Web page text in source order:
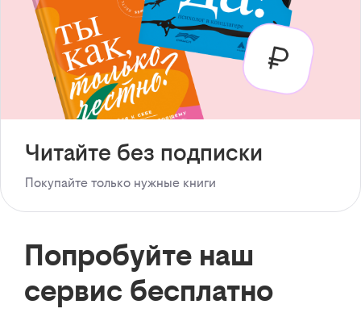
Читайте без подписки
Покупайте только нужные книги
Попробуйте наш
сервис бесплатно